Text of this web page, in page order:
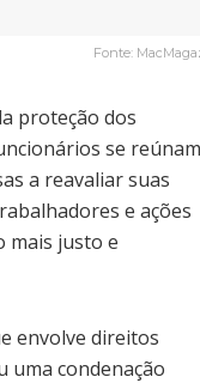
Fonte:
proteção dos
se
a reavaliar suas
e ações
mais justo e
envolve direitos
uma condenação